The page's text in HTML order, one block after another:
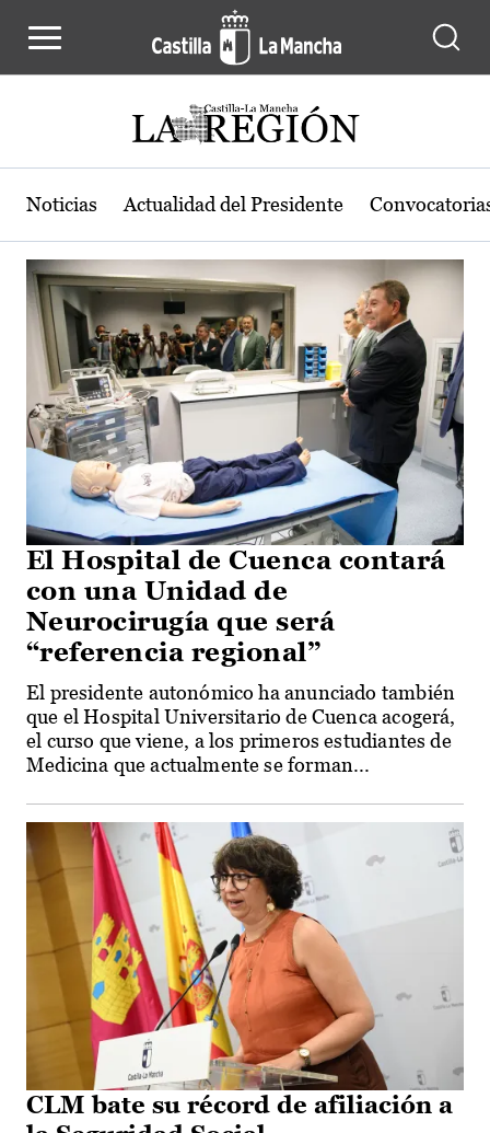
Actualidad de la región de Castilla-
Noticias Actualidad del Presidente
El Hospital de Cuenca contará
con una Unidad de
Neurocirugía que será
“referencia regional”
El presidente autonómico ha anunciado también
que el Hospital Universitario de Cuenca acogerá,
el curso que viene, a los primeros estudiantes de
Medicina que actualmente se forman...
CLM bate su récord de afiliación a